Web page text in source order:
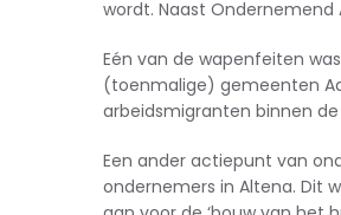
wordt. Naast Ondernemend
Eén van de wapenfeiten
(toenmalige) gemeenten
arbeidsmigranten binnen
Een ander actiepunt van
ondernemers in Altena. Dit